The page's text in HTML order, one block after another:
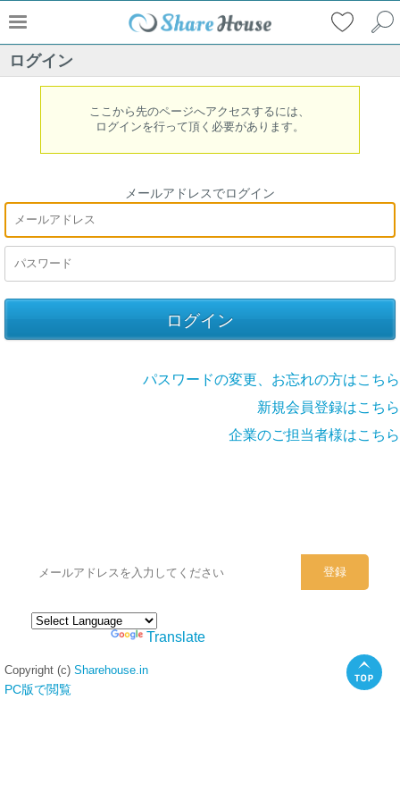
ログイン
ここから先のページへアクセスするには、
ログインを行って頂く必要があります。
メールアドレスでログイン
パスワードの変更、お忘れの方はこちら
新規会員登録はこちら
企業のご担当者様はこちら
Translate
Copyright (c) Sharehouse.in
PC版で閲覧